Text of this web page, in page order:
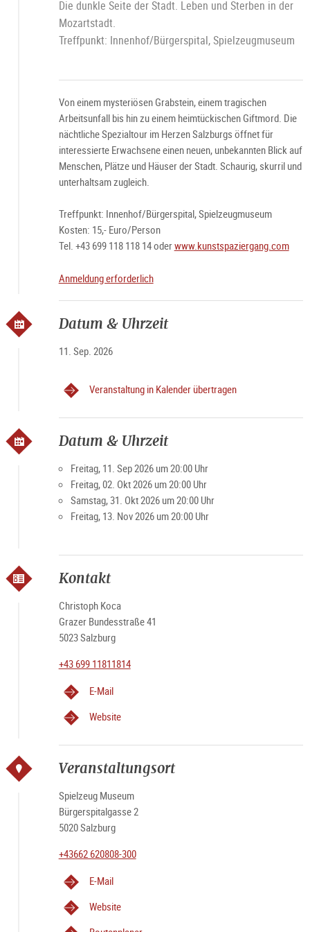
Die dunkle Seite der Stadt. Leben und Sterben in der
Mozartstadt.
Treffpunkt: Innenhof/Bürgerspital, Spielzeugmuseum
Von einem mysteriösen Grabstein, einem tragischen
Arbeitsunfall bis hin zu einem heimtückischen Giftmord. Die
nächtliche Spezialtour im Herzen Salzburgs öffnet für
interessierte Erwachsene einen neuen, unbekannten Blick auf
Menschen, Plätze und Häuser der Stadt. Schaurig, skurril und
unterhaltsam zugleich.
Treffpunkt: Innenhof/Bürgerspital, Spielzeugmuseum
Kosten: 15,- Euro/Person
Tel. +43 699 118 118 14 oderwww.kunstspaziergang.com
Anmeldung erforderlich
Datum & Uhrzeit
11. Sep. 2026
Veranstaltung in Kalender übertragen
Datum & Uhrzeit
Freitag, 11. Sep 2026 um 20:00 Uhr
Freitag, 02. Okt 2026 um 20:00 Uhr
Samstag, 31. Okt 2026 um 20:00 Uhr
Freitag, 13. Nov 2026 um 20:00 Uhr
Kontakt
Christoph Koca
Grazer Bundesstraße 41
5023 Salzburg
+43 699 11811814
E-Mail
Website
Veranstaltungsort
Spielzeug Museum
Bürgerspitalgasse 2
5020 Salzburg
+43662 620808-300
E-Mail
Website